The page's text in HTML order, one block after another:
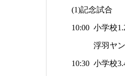
(1)記念試合
10:00 小学校
浮羽ヤング
10:30 小学校